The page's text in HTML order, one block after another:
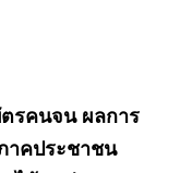
รคนจน ผลการ
าคประชาชน